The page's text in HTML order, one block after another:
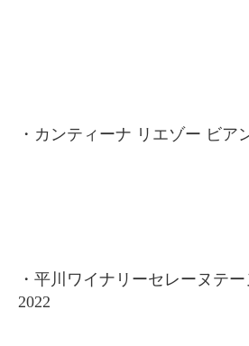
・カンティーナ リエゾー ビア
・平川ワイナリーセレーヌテ
2022